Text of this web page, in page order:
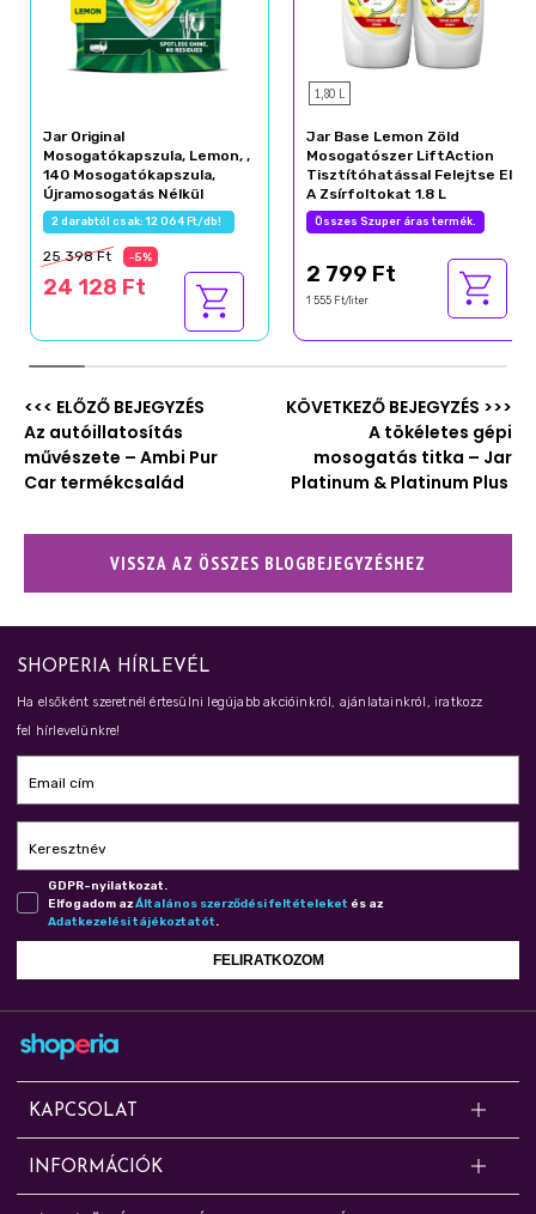
Jar Original
Mosogatókapszula, Lemon, ,
140 Mosogatókapszula,
Újramosogatás Nélkül
2 darabtól csak: 12 064 Ft/db!
25 398 Ft -5%
24 128 Ft
1,80 L
Jar Base Lemon Zöld
Mosogatószer LiftAction
Tisztítóhatással Felejtse El
A Zsírfoltokat 1.8 L
Összes Szuper áras termék.
2 799 Ft
1 555 Ft/liter
<<< ELŐZŐ BEJEGYZÉS
Az autóillatosítás
művészete – Ambi Pur
Car termékcsalád
KÖVETKEZŐ BEJEGYZÉS >>>
A tökéletes gépi
mosogatás titka – Jar
Platinum & Platinum Plus
VISSZA AZ ÖSSZES BLOGBEJEGYZÉSHEZ
SHOPERIA HÍRLEVÉL
Ha elsőként szeretnél értesülni legújabb akcióinkról, ajánlatainkról, iratkozz
fel hírlevelünkre!
Email cím
Keresztnév
GDPR-nyilatkozat.
Elfogadom azÁl­ta­lá­nos szer­ző­dé­si fel­té­te­le­ket és az
Adat­ke­ze­lé­si tá­jé­koz­ta­tót.
FELIRATKOZOM
KAPCSOLAT
Kérdésed van? Segítünk!
INFORMÁCIÓK